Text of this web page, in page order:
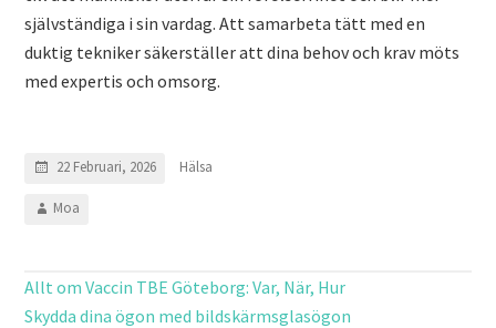
självständiga i sin vardag. Att samarbeta tätt med en
duktig tekniker säkerställer att dina behov och krav möts
med expertis och omsorg.
22 Februari, 2026
Moa
Hälsa
Allt om Vaccin TBE Göteborg: Var, När, Hur
Skydda dina ögon med bildskärmsglasögon